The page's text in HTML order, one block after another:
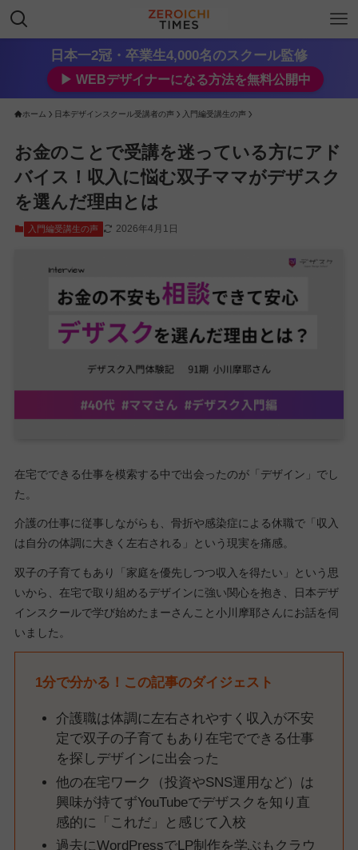
日本一2冠・卒業生4,000名のスクール監修
▶︎ WEBデザイナーになる方法を無料公開中
ホーム 日本デザインスクール受講者の声 入門編受講生の声
お金のことで受講を迷っている方にアド
バイス！収入に悩む双子ママがデザスク
を選んだ理由とは
入門編受講生の声 2026年4月1日
在宅でできる仕事を模索する中で出会ったのが「デザイン」でし
た。
介護の仕事に従事しながらも、骨折や感染症による休職で「収入
は自分の体調に大きく左右される」という現実を痛感。
双子の子育てもあり「家庭を優先しつつ収入を得たい」という思
いから、在宅で取り組めるデザインに強い関心を抱き、日本デザ
インスクールで学び始めたまーさんこと小川摩耶さんにお話を伺
いました。
1分で分かる！この記事のダイジェスト
介護職は体調に左右されやすく収入が不安
定で双子の子育てもあり在宅でできる仕事
を探しデザインに出会った
他の在宅ワーク（投資やSNS運用など）は
興味が持てずYouTubeでデザスクを知り直
感的に「これだ」と感じて入校
過去にWordPressでLP制作を学ぶもクラウ